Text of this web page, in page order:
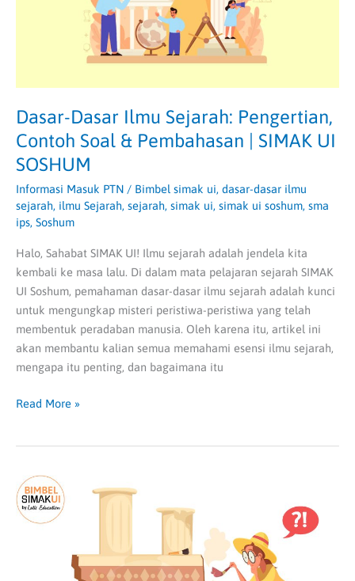
Dasar-Dasar Ilmu Sejarah: Pengertian,
Contoh Soal & Pembahasan | SIMAK UI
SOSHUM
Informasi Masuk PTN / Bimbel simak ui, dasar-dasar ilmu
sejarah, ilmu Sejarah, sejarah, simak ui, simak ui soshum, sma
ips, Soshum
Halo, Sahabat SIMAK UI! Ilmu sejarah adalah jendela kita
kembali ke masa lalu. Di dalam mata pelajaran sejarah SIMAK
UI Soshum, pemahaman dasar-dasar ilmu sejarah adalah kunci
untuk mengungkap misteri peristiwa-peristiwa yang telah
membentuk peradaban manusia. Oleh karena itu, artikel ini
akan membantu kalian semua memahami esensi ilmu sejarah,
mengapa itu penting, dan bagaimana itu
UI
SOSHUM
Read More »
Ilmu
Sejarah:
Soshum